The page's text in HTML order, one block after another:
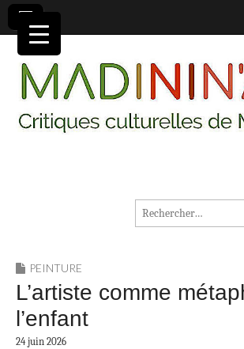
MADININ'ART
Rechercher :
PEINTURE
L’artiste comme
l’enfant
24 juin 2026